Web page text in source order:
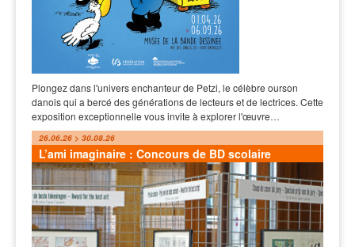
Plongez dans l'univers enchanteur de Petzi, le célèbre ourson
danois qui a bercé des générations de lecteurs et de lectrices. Cette
exposition exceptionnelle vous invite à explorer l'œuvre…
26.06.26 > 30.08.26
L’ami imaginaire : Concours de BD scolaire